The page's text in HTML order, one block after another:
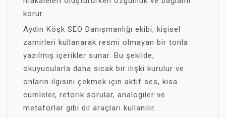
korur.
Aydın Köşk SEO Danışmanlığı ekibi, kişisel
zamirleri kullanarak resmi olmayan bir tonla
yazılmış içerikler sunar. Bu şekilde,
okuyucularla daha sıcak bir ilişki kurulur ve
onların ilgisini çekmek için aktif ses, kısa
cümleler, retorik sorular, analogiler ve
metaforlar gibi dil araçları kullanılır.